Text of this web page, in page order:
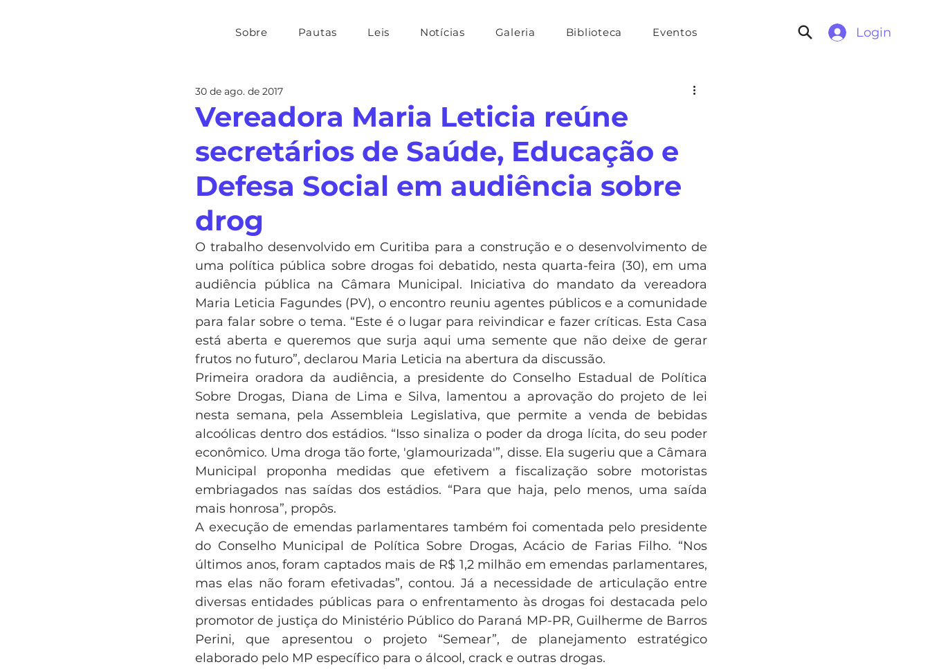
Sobre Pautas Leis Notícias Galeria Biblioteca Eventos Login
Vereadora Maria Leticia reúne
secretários de Saúde, Educação e
Defesa Social em audiência sobre
drog
30 de ago. de 2017
O trabalho desenvolvido em Curitiba para a construção e o desenvolvimento de
uma política pública sobre drogas foi debatido, nesta quarta-feira (30), em uma
audiência pública na Câmara Municipal. Iniciativa do mandato da vereadora
Maria Leticia Fagundes (PV), o encontro reuniu agentes públicos e a comunidade
para falar sobre o tema. “Este é o lugar para reivindicar e fazer críticas. Esta Casa
está aberta e queremos que surja aqui uma semente que não deixe de gerar
frutos no futuro”, declarou Maria Leticia na abertura da discussão.
Primeira oradora da audiência, a presidente do Conselho Estadual de Política
Sobre Drogas, Diana de Lima e Silva, lamentou a aprovação do projeto de lei
nesta semana, pela Assembleia Legislativa, que permite a venda de bebidas
alcoólicas dentro dos estádios. “Isso sinaliza o poder da droga lícita, do seu poder
econômico. Uma droga tão forte, 'glamourizada'”, disse. Ela sugeriu que a Câmara
Municipal proponha medidas que efetivem a fiscalização sobre motoristas
embriagados nas saídas dos estádios. “Para que haja, pelo menos, uma saída
mais honrosa”, propôs.
A execução de emendas parlamentares também foi comentada pelo presidente
do Conselho Municipal de Política Sobre Drogas, Acácio de Farias Filho. “Nos
últimos anos, foram captados mais de R$ 1,2 milhão em emendas parlamentares,
mas elas não foram efetivadas”, contou. Já a necessidade de articulação entre
diversas entidades públicas para o enfrentamento às drogas foi destacada pelo
promotor de justiça do Ministério Público do Paraná MP-PR, Guilherme de Barros
Perini, que apresentou o projeto “Semear”, de planejamento estratégico
elaborado pelo MP específico para o álcool, crack e outras drogas.